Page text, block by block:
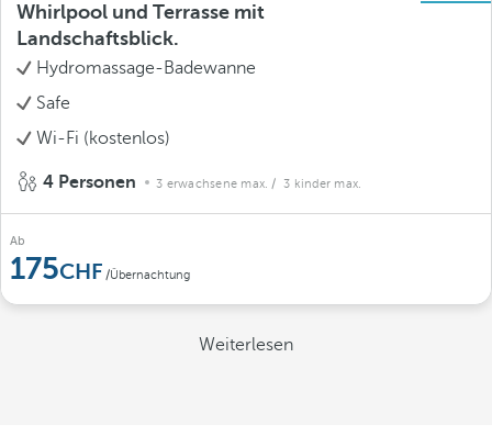
Whirlpool und Terrasse mit
Landschaftsblick.
Hydromassage-Badewanne
Safe
Wi-Fi (kostenlos)
4 Personen 3 erwachsene max. / 3 kinder max.
Ab
175 /Übernachtung
Weiterlesen